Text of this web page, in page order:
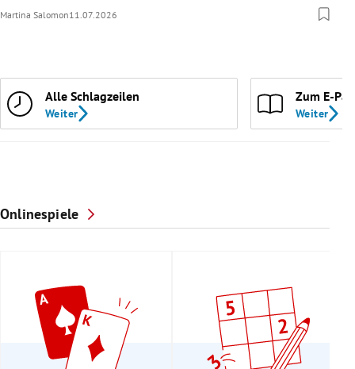
Martina Salomon11.07.2026
Alle Schlagzeilen
Weiter
Zum E-
Weiter
Onlinespiele